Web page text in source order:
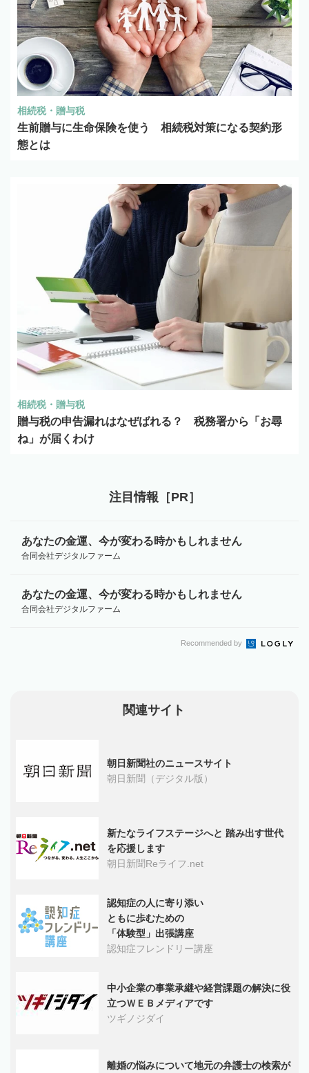
相続税・贈与税
生前贈与に生命保険を使う 相続税対策になる契約形
態とは
相続税・贈与税
贈与税の申告漏れはなぜばれる？ 税務署から「お尋
ね」が届くわけ
注目情報［PR］
あなたの金運、今が変わる時かもしれません
合同会社デジタルファーム
あなたの金運、今が変わる時かもしれません
合同会社デジタルファーム
Recommended by
関連サイト
朝日新聞社のニュースサイト
朝日新聞（デジタル版）
新たなライフステージへと 踏み出す世代
を応援します
朝日新聞Reライフ.net
認知症の人に寄り添い
ともに歩むための
「体験型」出張講座
認知症フレンドリー講座
中小企業の事業承継や経営課題の解決に役
立つＷＥＢメディアです
ツギノジダイ
離婚の悩みについて地元の弁護士の検索が